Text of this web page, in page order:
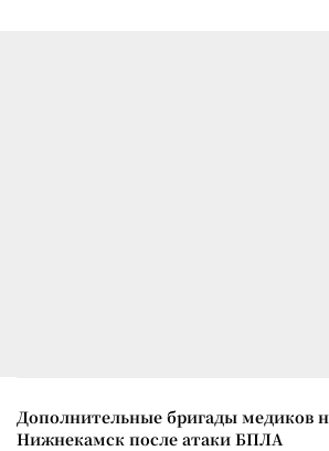
Дополнительные бригады медиков
Нижнекамск после атаки БПЛА